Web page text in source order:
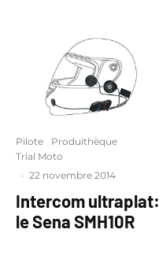
Pilote
Produithèque
Trial Moto
· 22 novembre 2014
Intercom ultraplat:
le Sena SMH10R